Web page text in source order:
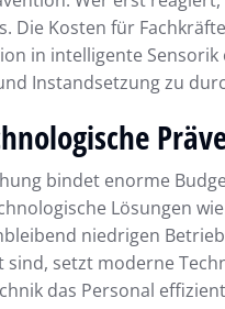
Die Kosten für
in intelligente
Instandsetzung zu
bindet enorme
Lösungen
niedrigen
setzt moderne
das Personal